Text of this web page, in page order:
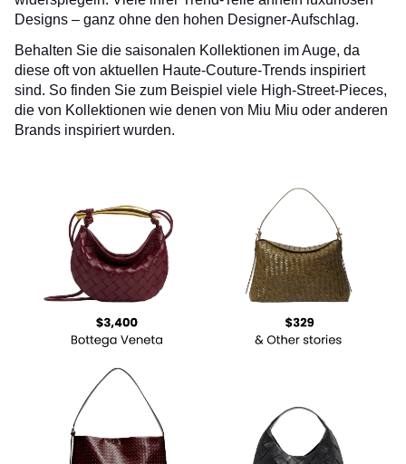
Designs – ganz ohne den hohen Designer-Aufschlag.
Behalten Sie die saisonalen Kollektionen im Auge, da
diese oft von aktuellen Haute-Couture-Trends inspiriert
sind. So finden Sie zum Beispiel viele High-Street-Pieces,
die von Kollektionen wie denen von Miu Miu oder anderen
Brands inspiriert wurden.